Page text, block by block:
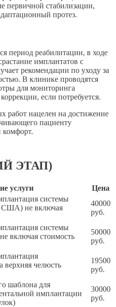
первичной стабилизации,
протез.
период реабилитации, в ходе
имплантатов с
рекомендации по уходу за
В клинике проводятся
для мониторинга
если потребуется.
работ нацелен на достижение
пациенту
комфорт.
ЭТАП)
услуги
Цена
системы
США) не включая
40000
руб.
системы
включая стоимость
50000
руб.
верхняя челюсть
19500
руб.
шаблона для
имплантации
30000
руб.